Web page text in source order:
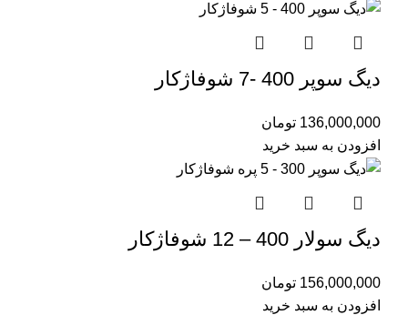
دیگ سوپر 400 -7 شوفاژکار
136,000,000 تومان
افزودن به سبد خرید
دیگ سولار 400 – 12 شوفاژکار
156,000,000 تومان
افزودن به سبد خرید